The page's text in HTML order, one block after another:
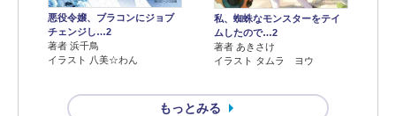
悪役令嬢、ブラコンにジョブ
チェンジし…2
著者 浜千鳥
イラスト 八美☆わん
私、蜘蛛なモンスターをテイ
ムしたので…2
著者 あきさけ
イラスト タムラ ヨウ
もっとみる